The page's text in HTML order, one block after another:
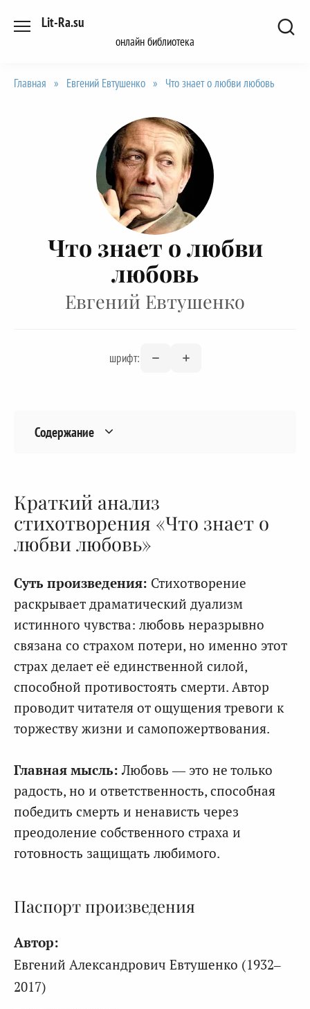
Lit-Ra.su
онлайн библиотека
Главная » Евгений Евтушенко » Что знает о любви любовь
Что знает о любви
любовь
Евгений Евтушенко
шрифт:
Содержание
Краткий анализ
стихотворения «Что знает о
любви любовь»
Суть произведения: Стихотворение
раскрывает драматический дуализм
истинного чувства: любовь неразрывно
связана со страхом потери, но именно этот
страх делает её единственной силой,
способной противостоять смерти. Автор
проводит читателя от ощущения тревоги к
торжеству жизни и самопожертвования.
Главная мысль: Любовь — это не только
радость, но и ответственность, способная
победить смерть и ненависть через
преодоление собственного страха и
готовность защищать любимого.
Паспорт произведения
Автор:
Евгений Александрович Евтушенко (1932–
2017)